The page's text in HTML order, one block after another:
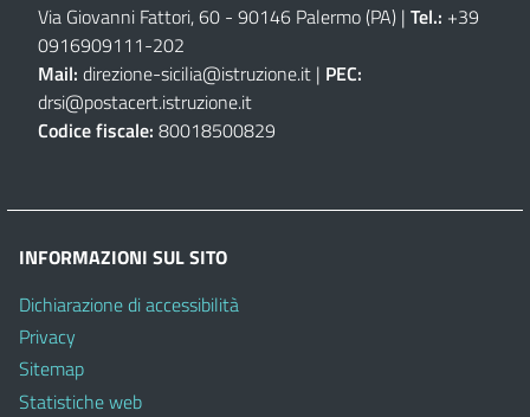
Via Giovanni Fattori, 60 - 90146 Palermo (PA) | Tel.: +39
0916909111-202
Mail: direzione-sicilia@istruzione.it | PEC:
drsi@postacert.istruzione.it
Codice fiscale: 80018500829
INFORMAZIONI SUL SITO
Dichiarazione di accessibilità
Privacy
Sitemap
Statistiche web